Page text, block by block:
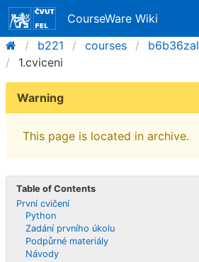
CourseWare Wiki
b221
courses b6b36zal
1.cviceni
Warning
This page is located in archive.
Table of Contents
První cvičení
Python
Zadání prvního úkolu
Podpůrné materiály
Návody